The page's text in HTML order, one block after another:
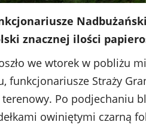
znacznej ilości
we wtorek w pobliżu
funkcjonariusze Straży
Po podjechaniu
owiniętymi czarną